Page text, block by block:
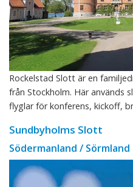
Rockelstad Slott är en
från Stockholm. Här används
flyglar för konferens, kickoff,
Sundbyholms Slott
Södermanland / Sörmland